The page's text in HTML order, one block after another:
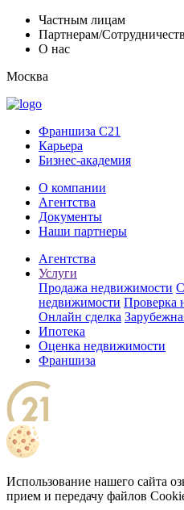
Частным лицам
Партнерам/
О нас
Москва
Франшиза C21
Карьера
Бизнес-академия
О компании
Агентства
Документы
Наши партнеры
Агентства
Услуги
Продажа недвижимости
недвижимости Проверка
Онлайн сделка
Ипотека
Оценка недвижимости
Франшиза
Использование нашего сайта
прием и передачу файлов